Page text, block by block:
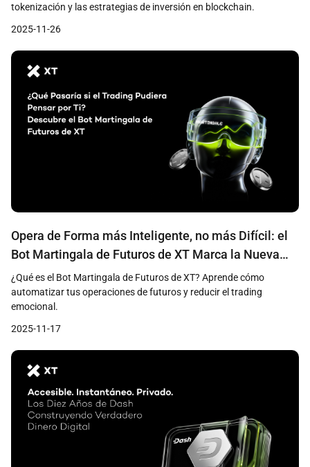
tokenización y las estrategias de inversión en blockchain.
2025-11-26
Opera de Forma más Inteligente, no más Difícil: el
Bot Martingala de Futuros de XT Marca la Nueva
Era del Trading con IA
¿Qué es el Bot Martingala de Futuros de XT? Aprende cómo
automatizar tus operaciones de futuros y reducir el trading
emocional.
2025-11-17